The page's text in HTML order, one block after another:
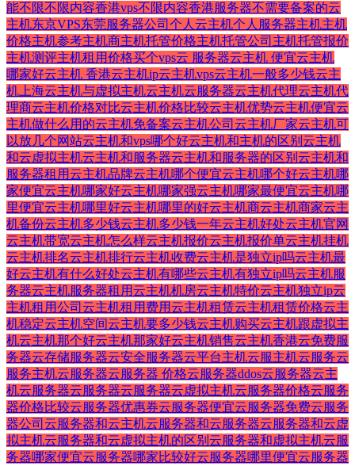
能不限不限内容香港vps不限内容香港服务器不需要备案的云
主机东京VPS东莞服务器公司 个人云主机个人服务器主机主机
价格主机参考主机商主机托管价格主机托管公司 主机托管报价
主机测评主机租用价格买个vps云 服务器云主机 便宜云主机
哪家好云主机 香港云主机ip云主机vps云主机一般多少钱云主
机上海云主机与虚拟主机云主机云服务器云主机代理云主机代
理商云主机价格对比云主机价格比较云主机优势云主机便宜云
主机做什么用的云主机免备案云主机公司 云主机厂家云主机可
以放几个网站云主机和vps哪个好云主机和主机的区别 云主机
和云虚拟主机云主机和服务器云主机和服务器的区别 云主机和
服务器租用云主机品牌云主机哪个便宜云主机哪个好云主机哪
家便宜云主机哪家好云主机哪家强云主机哪家最便宜云主机哪
里便宜云主机哪里好云主机哪里的好云主机商云主机商家云主
机备份云主机多少钱云主机多少钱一年云主机好处云主机官网
云主机带宽云主机怎么样云主机报价云主机报价单云主机挂机
云主机排名云主机排行云主机收费云主机是独立ip吗云主机最
好云主机有什么好处云主机有哪些云主机有独立ip吗云主机服
务器云主机服务器租用云主机机房云主机特价云主机独立ip云
主机租用公司 云主机租用费用云主机租赁云主机租赁价格云主
机稳定云主机空间云主机要多少钱云主机购买云主机跟虚拟主
机云主机那个好云主机那家好云主机销售云主机香港云免费服
务器云存储服务器云安全服务器云平台主机云服主机云服务云
服务主机云服务器云服务器 价格云服务器ddos云服务器云主
机云服务器云服务器云服务器云虚拟主机云服务器价格云服务
器价格比较云服务器优惠券云服务器便宜云服务器免费云服务
器公司 云服务器和云主机云服务器和云服务器云服务器和云虚
拟主机云服务器和云虚拟主机的区别 云服务器和虚拟主机云服
务器哪家便宜云服务器哪家比较好云服务器哪里便宜云服务器